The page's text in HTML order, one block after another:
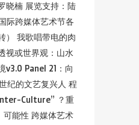
晓楠 展览支持：陆
际跨媒体艺术节各
） 我歌唱带电的肉
视或世界观：山水
v3.0 Panel 21：向
纪的文艺复兴人 程
Culture” ？重
可能性 跨媒体艺术